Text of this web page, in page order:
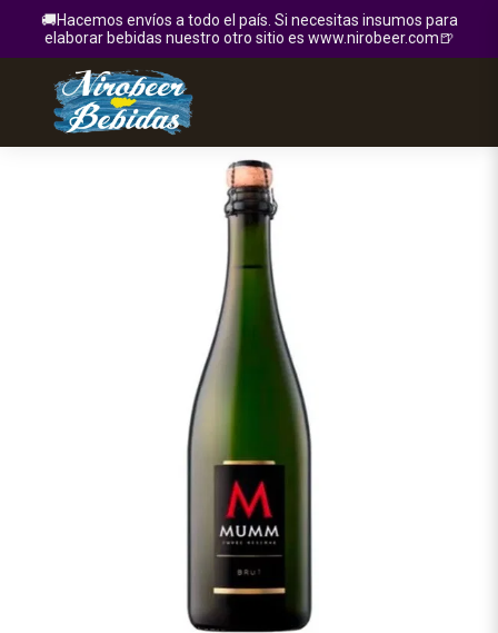
🚚Hacemos envíos a todo el país. Si necesitas insumos para
elaborar bebidas nuestro otro sitio es www.nirobeer.com🍺